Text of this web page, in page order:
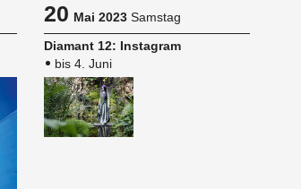
20Mai 2023 Samstag
Dia­mant 12: Ins­ta­gram
bis 4. Juni